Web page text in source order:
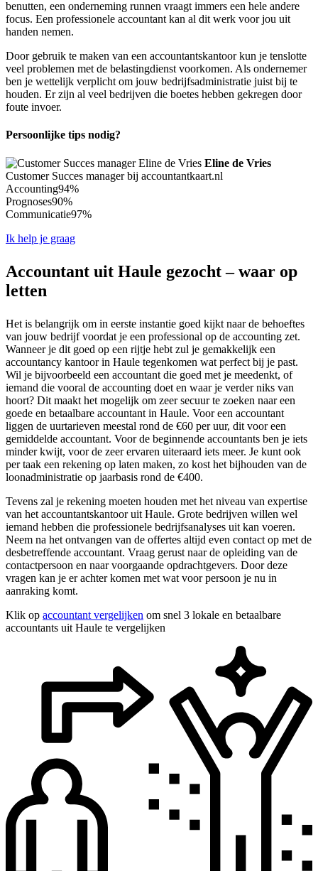
benutten, een onderneming runnen vraagt immers een hele andere
focus. Een professionele accountant kan al dit werk voor jou uit
handen nemen.
Door gebruik te maken van een accountantskantoor kun je tenslotte
veel problemen met de belastingdienst voorkomen. Als ondernemer
ben je wettelijk verplicht om jouw bedrijfsadministratie juist bij te
houden. Er zijn al veel bedrijven die boetes hebben gekregen door
foute invoer.
Persoonlijke tips nodig?
Eline de Vries
Customer Succes manager bij accountantkaart.nl
Accounting94%
Prognoses90%
Communicatie97%
Ik help je graag
Accountant uit Haule gezocht – waar op
letten
Het is belangrijk om in eerste instantie goed kijkt naar de behoeftes
van jouw bedrijf voordat je een professional op de accounting zet.
Wanneer je dit goed op een rijtje hebt zul je gemakkelijk een
accountancy kantoor in Haule tegenkomen wat perfect bij je past.
Wil je bijvoorbeeld een accountant die goed met je meedenkt, of
iemand die vooral de accounting doet en waar je verder niks van
hoort? Dit maakt het mogelijk om zeer secuur te zoeken naar een
goede en betaalbare accountant in Haule. Voor een accountant
liggen de uurtarieven meestal rond de €60 per uur, dit voor een
gemiddelde accountant. Voor de beginnende accountants ben je iets
minder kwijt, voor de zeer ervaren uiteraard iets meer. Je kunt ook
per taak een rekening op laten maken, zo kost het bijhouden van de
loonadministratie op jaarbasis rond de €400.
Tevens zal je rekening moeten houden met het niveau van expertise
van het accountantskantoor uit Haule. Grote bedrijven willen wel
iemand hebben die professionele bedrijfsanalyses uit kan voeren.
Neem na het ontvangen van de offertes altijd even contact op met de
desbetreffende accountant. Vraag gerust naar de opleiding van de
contactpersoon en naar voorgaande opdrachtgevers. Door deze
vragen kan je er achter komen met wat voor persoon je nu in
aanraking komt.
Klik op accountant vergelijken om snel 3 lokale en betaalbare
accountants uit Haule te vergelijken